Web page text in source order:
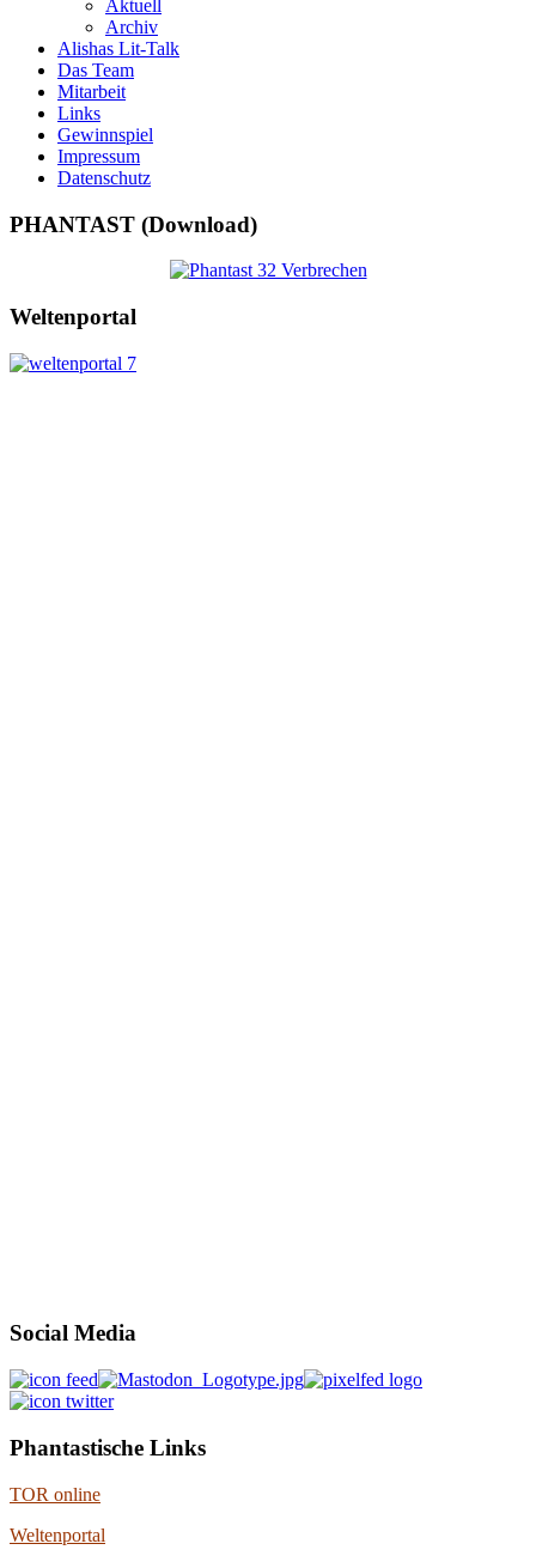
Aktuell
Archiv
Alishas Lit-Talk
Das Team
Mitarbeit
Links
Gewinnspiel
Impressum
Datenschutz
PHANTAST (Download)
Weltenportal
Social Media
Phantastische Links
TOR online
Weltenportal